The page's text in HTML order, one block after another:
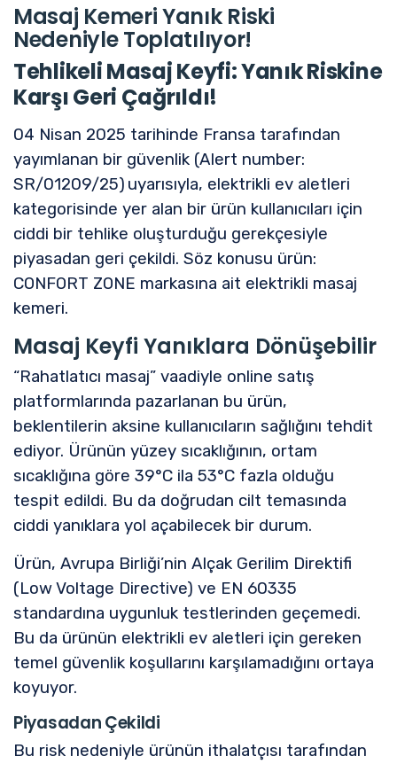
Masaj Kemeri Yanık Riski
Nedeniyle Toplatılıyor!
Tehlikeli Masaj Keyfi: Yanık Riskine
Karşı Geri Çağrıldı!
04 Nisan 2025 tarihinde Fransa tarafından
yayımlanan bir güvenlik (Alert number:
SR/01209/25) uyarısıyla, elektrikli ev aletleri
kategorisinde yer alan bir ürün kullanıcıları için
ciddi bir tehlike oluşturduğu gerekçesiyle
piyasadan geri çekildi. Söz konusu ürün:
CONFORT ZONE markasına ait elektrikli masaj
kemeri.
Masaj Keyfi Yanıklara Dönüşebilir
“Rahatlatıcı masaj” vaadiyle online satış
platformlarında pazarlanan bu ürün,
beklentilerin aksine kullanıcıların sağlığını tehdit
ediyor. Ürünün yüzey sıcaklığının, ortam
sıcaklığına göre 39°C ila 53°C fazla olduğu
tespit edildi. Bu da doğrudan cilt temasında
ciddi yanıklara yol açabilecek bir durum.
Ürün, Avrupa Birliği’nin Alçak Gerilim Direktifi
(Low Voltage Directive) ve EN 60335
standardına uygunluk testlerinden geçemedi.
Bu da ürünün elektrikli ev aletleri için gereken
temel güvenlik koşullarını karşılamadığını ortaya
koyuyor.
Piyasadan Çekildi
Bu risk nedeniyle ürünün ithalatçısı tarafından